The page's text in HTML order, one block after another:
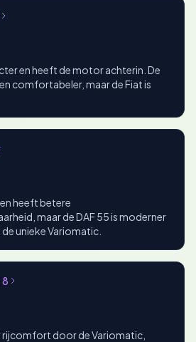
en heeft de motor achterin. De
comfortabeler, maar de Fiat is
heeft betere
maar de DAF 55 is moderner
unieke Variomatic.
8
rijcomfort door de Variomatic,